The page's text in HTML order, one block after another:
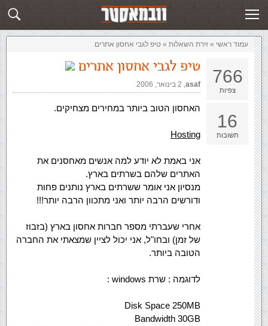
שלח תשובה זירת השאלות
עמוד ראשי » ‏זירת השאלות‏ » טיפ לגבי אחסון אתרים
766
צפיות
16
תשובות
טיפ לגבי אחסון אתרים
asaf
,‏ 2 בינואר, 2006
האחסון הטוב ביותר במחירים מצחיקים.
Hosting
אני באמת לא יודע למה אנשים מאחסנים את
האתרים שלהם בשרתים בארץ.
מנסיון אני אומר ששרתים בארץ נותנים פחות
ודורשים הרבה יותר ואני מתכוון הרבה יותר!!!
אחרי שעברתי מספר חברות אחסון בארץ (בזבוז
של זמן) ובחו"ל, אני יכול לציין שמצאתי את החברה
הטובה ביותר.
לדוגמה : שרת windows :
Disk Space 250MB
Bandwidth 30GB